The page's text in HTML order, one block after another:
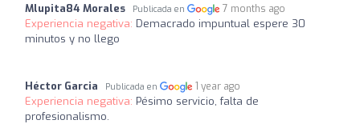
Mlupita84 Morales Publicada en 7 months ago
Experiencia negativa: Demacrado impuntual espere 30
minutos y no llego
Héctor Garcia Publicada en 1 year ago
Experiencia negativa: Pésimo servicio, falta de
profesionalismo.